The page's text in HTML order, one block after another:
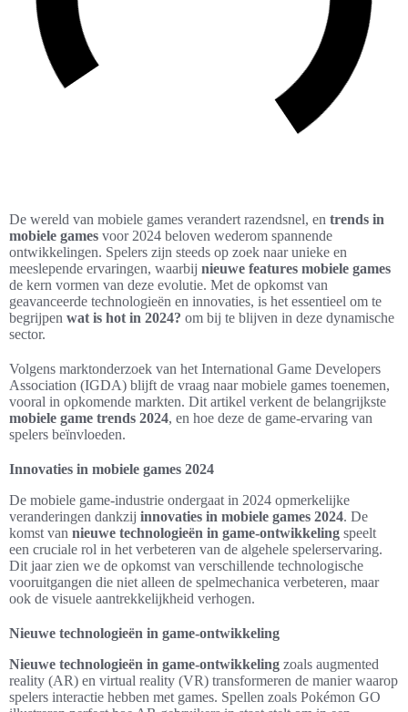
De wereld van mobiele games verandert razendsnel, en trends in
mobiele games voor 2024 beloven wederom spannende
ontwikkelingen. Spelers zijn steeds op zoek naar unieke en
meeslepende ervaringen, waarbij nieuwe features mobiele games
de kern vormen van deze evolutie. Met de opkomst van
geavanceerde technologieën en innovaties, is het essentieel om te
begrijpen wat is hot in 2024? om bij te blijven in deze dynamische
sector.
Volgens marktonderzoek van het International Game Developers
Association (IGDA) blijft de vraag naar mobiele games toenemen,
vooral in opkomende markten. Dit artikel verkent de belangrijkste
mobiele game trends 2024, en hoe deze de game-ervaring van
spelers beïnvloeden.
Innovaties in mobiele games 2024
De mobiele game-industrie ondergaat in 2024 opmerkelijke
veranderingen dankzij innovaties in mobiele games 2024. De
komst van nieuwe technologieën in game-ontwikkeling speelt
een cruciale rol in het verbeteren van de algehele spelerservaring.
Dit jaar zien we de opkomst van verschillende technologische
vooruitgangen die niet alleen de spelmechanica verbeteren, maar
ook de visuele aantrekkelijkheid verhogen.
Nieuwe technologieën in game-ontwikkeling
Nieuwe technologieën in game-ontwikkeling zoals augmented
reality (AR) en virtual reality (VR) transformeren de manier waarop
spelers interactie hebben met games. Spellen zoals Pokémon GO